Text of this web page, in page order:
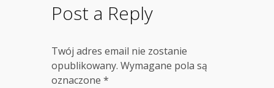
Post a Reply
Twój adres email nie zostanie
opublikowany. Wymagane pola są
oznaczone *